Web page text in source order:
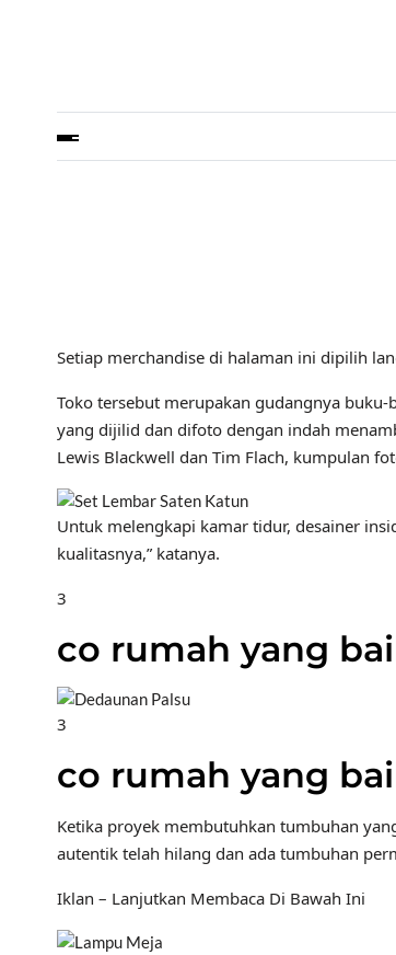
Setiap merchandise di halaman ini dipilih
Toko tersebut merupakan gudangnya buku-
yang dijilid dan difoto dengan indah
Lewis Blackwell dan Tim Flach, kumpulan
Untuk melengkapi kamar tidur, desainer
kualitasnya,” katanya.
3
co rumah yang
3
co rumah yang
Ketika proyek membutuhkan tumbuhan
autentik telah hilang dan ada tumbuhan
Iklan – Lanjutkan Membaca Di Bawah Ini